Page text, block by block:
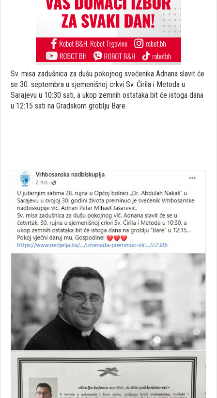
Sv. misa zadušnica za dušu pokojnog svećenika Adnana slavit će
se 30. septembra u sjemenišnoj crkvi Sv. Ćirila i Metoda u
Sarajevu u 10:30 sati, a ukop zemnih ostataka bit će istoga dana
u 12:15 sati na Gradskom groblju Bare.